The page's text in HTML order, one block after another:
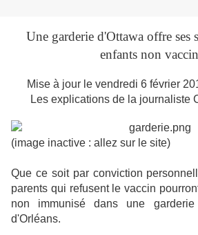
Une garderie d'Ottawa offre ses
enfants non
Mise à jour le vendredi 6 février
Les explications de la journaliste
(image inactive : allez sur le site)
Que ce soit par conviction
parents qui refusent le vaccin
non immunisé dans une
d'Orléans.